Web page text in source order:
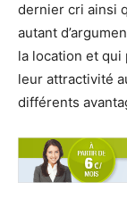
dernier cri ainsi
autant
la location et
leur attractivité
différents